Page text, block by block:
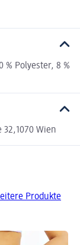
% Polyester, 8 %
Wien
Produkte